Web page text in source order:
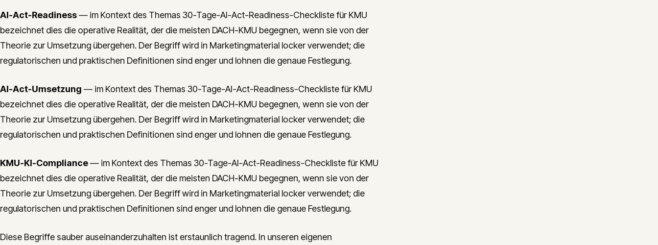
AI-Act-Readiness— im Kontext des Themas 30-Tage-AI-Act-Readiness-Checkliste für KMU
bezeichnet dies die operative Realität, der die meisten DACH-KMU begegnen, wenn sie von der
Theorie zur Umsetzung übergehen. Der Begriff wird in Marketingmaterial locker verwendet; die
regulatorischen und praktischen Definitionen sind enger und lohnen die genaue Festlegung.
AI-Act-Umsetzung — im Kontext des Themas 30-Tage-AI-Act-Readiness-Checkliste für KMU
bezeichnet dies die operative Realität, der die meisten DACH-KMU begegnen, wenn sie von der
Theorie zur Umsetzung übergehen. Der Begriff wird in Marketingmaterial locker verwendet; die
regulatorischen und praktischen Definitionen sind enger und lohnen die genaue Festlegung.
KMU-KI-Compliance— im Kontext des Themas 30-Tage-AI-Act-Readiness-Checkliste für KMU
bezeichnet dies die operative Realität, der die meisten DACH-KMU begegnen, wenn sie von der
Theorie zur Umsetzung übergehen. Der Begriff wird in Marketingmaterial locker verwendet; die
regulatorischen und praktischen Definitionen sind enger und lohnen die genaue Festlegung.
Diese Begriffe sauber auseinanderzuhalten ist erstaunlich tragend. In unseren eigenen